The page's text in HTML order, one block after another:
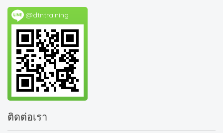
@dtntraining
ติดต่อเรา